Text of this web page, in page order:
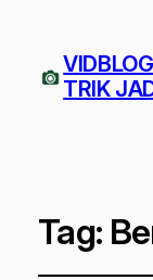
TRIK
Tag: